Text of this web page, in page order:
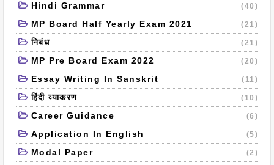
Hindi Grammar (40)
MP Board Half Yearly Exam 2021 (21)
निबंध (21)
MP Pre Board Exam 2022 (20)
Essay Writing In Sanskrit (11)
हिंदी व्याकरण (10)
Career Guidance (6)
Application In English (5)
Modal Paper (2)